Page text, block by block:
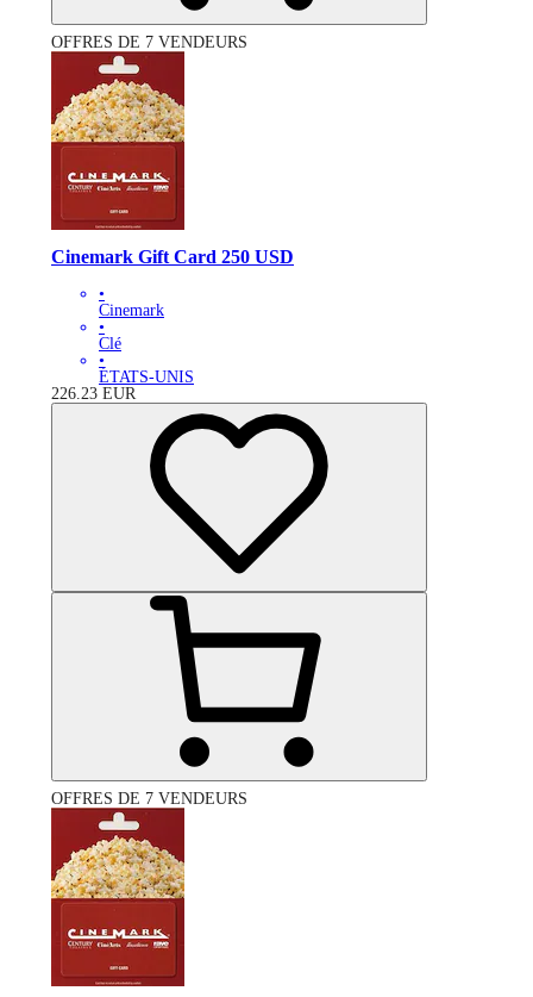
OFFRES DE 7 VENDEURS
Cinemark Gift Card 250 USD
•
Cinemark
•
Clé
•
ÉTATS-UNIS
226.23 EUR
OFFRES DE 7 VENDEURS